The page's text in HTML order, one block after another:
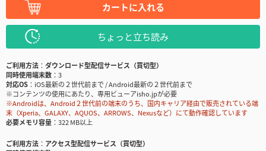
カートに入れる
ちょっと立ち読み
ご利用方法
ダウンロード型配信サービス（買切型）
同時使用端末数
3
対応OS
iOS最新の２世代前まで / Android最新の２世代前まで
※コンテンツの使用にあたり、専用ビューアisho.jpが必要
※Androidは、Android２世代前の端末のうち、国内キャリア経由で販売されている端
末（Xperia、GALAXY、AQUOS、ARROWS、Nexusなど）にて動作確認しています
必要メモリ容量
322 MB以上
ご利用方法
アクセス型配信サービス（買切型）